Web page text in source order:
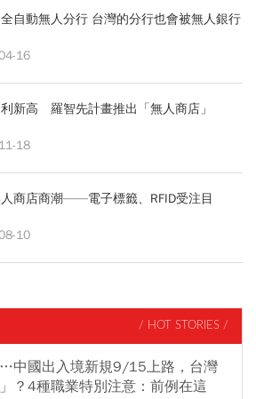
自動無人分行 台灣的分行也會被無人銀行
16
新高 羅智先計畫推出「無人商店」
18
商店商潮——電子標籤、RFID受注目
10
/ HOT STORIES /
中國出入境新規9/15上路，台灣
？4種職業特別注意：前例在這